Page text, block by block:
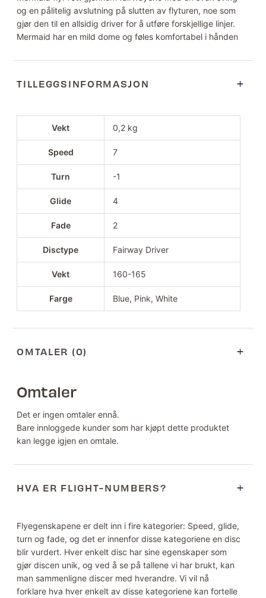
og en pålitelig avslutning på slutten av flyturen, noe som
gjør den til en allsidig driver for å utføre forskjellige linjer.
Mermaid har en mild dome og føles komfortabel i hånden
TILLEGGSINFORMASJON
Vekt 0,2 kg
Speed 7
Turn -1
Glide 4
Fade 2
Disctype Fairway Driver
Vekt 160-165
Farge Blue, Pink, White
OMTALER (0)
Omtaler
Det er ingen omtaler ennå.
Bare innloggede kunder som har kjøpt dette produktet
kan legge igjen en omtale.
HVA ER FLIGHT-NUMBERS?
Flyegenskapene er delt inn i fire kategorier: Speed, glide,
turn og fade, og det er innenfor disse kategoriene en disc
blir vurdert. Hver enkelt disc har sine egenskaper som
gjør discen unik, og ved å se på tallene vi har brukt, kan
man sammenligne discer med hverandre. Vi vil nå
forklare hva hver enkelt av disse kategoriene kan fortelle